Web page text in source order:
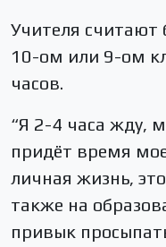
Учителя считают
10-ом или 9-ом
часов.
“Я 2-4 часа жду,
придёт время
личная жизнь,
также на
привык